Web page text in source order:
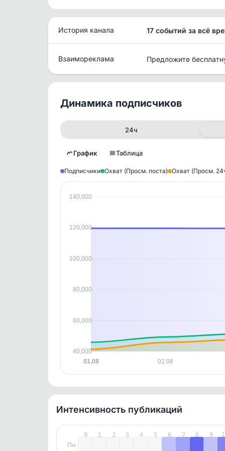
История канала 17 событий за всё
Взаимореклама Предложите
Войдите, чтобыэтим
Динамика подписчиков
24ч
График Таблица
Подписчики Охват (Просм. поста) Охват (Просм.
01.08 02.08
140,000
120,000
100,000
80,000
60,000
40,000
Интенсивность публикаций
0 1 2 3 4 5 6 7 8 9
Пн